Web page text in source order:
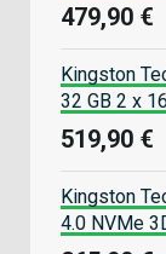
479,90 €
Kingston
32 GB 2 x
519,90 €
Kingston
4.0 NVMe